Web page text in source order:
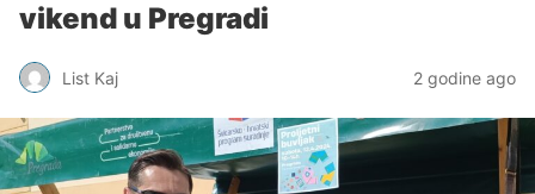
vikend u Pregradi
List Kaj 2 godine ago